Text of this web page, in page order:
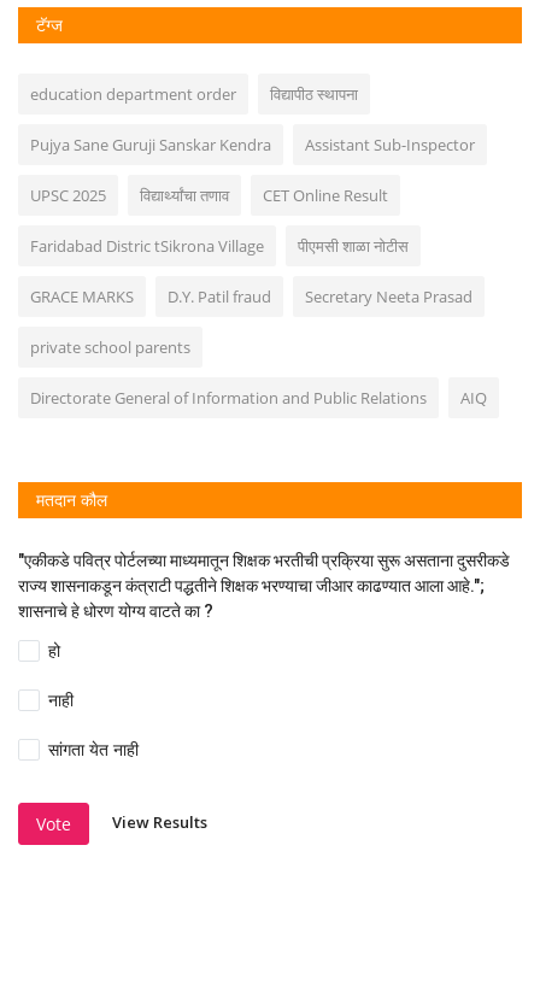
टॅग्ज
education department order विद्यापीठ स्थापना
Pujya Sane Guruji Sanskar Kendra Assistant Sub-Inspector
UPSC 2025 विद्यार्थ्यांचा तणाव CET Online Result
Faridabad Distric tSikrona Village पीएमसी शाळा नोटीस
GRACE MARKS D.Y. Patil fraud Secretary Neeta Prasad
private school parents
Directorate General of Information and Public Relations AIQ
मतदान कौल
"एकीकडे पवित्र पोर्टलच्या माध्यमातून शिक्षक भरतीची प्रक्रिया सुरू असताना दुसरीकडे
राज्य शासनाकडून कंत्राटी पद्धतीने शिक्षक भरण्याचा जीआर काढण्यात आला आहे.";
शासनाचे हे धोरण योग्य वाटते का ?
हो
नाही
सांगता येत नाही
Vote View Results